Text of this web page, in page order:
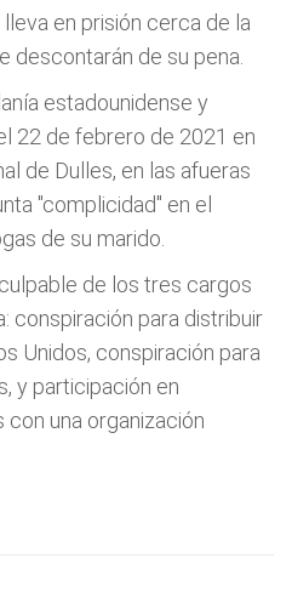
en prisión cerca de la
descontarán de su pena.
estadounidense y
22 de febrero de 2021 en
de Dulles, en las afueras
"complicidad" en el
de su marido.
de los tres cargos
conspiración para distribuir
Unidos, conspiración para
y participación en
una organización